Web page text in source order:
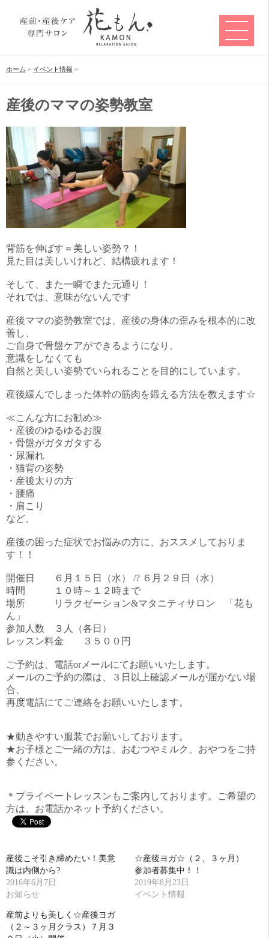
ホーム > イベント情報 >
産後のママの姿勢教室
背筋を伸ばす＝美しい姿勢？！
見た目は美しいけれど、結構疲れます！
そして、また一瞬でまた元通り！
それでは、意味がないんです
産後ママの姿勢教室では、産後の身体の歪みを根本的に改
善し、
ご自身で骨盤ケアができるようになり、
意識をしなくても
自然と美しい姿勢でいられることを目的にしています。
産後緩んでしまった体幹の筋肉を鍛える方法を教えます☆
≪こんな方にお勧め≫
・産後のゆるゆるお腹
・骨盤がガタガタする
・尿漏れ
・猫背の姿勢
・産後太りの方
・腰痛
・肩こり
など、
産後の困った症状でお悩みの方に、おススメしておりま
す！！
開催日 ６月１５日（水） /? ６月２９日（水）
時間 １０時～１２時まで
場所 リラクゼーション&マタニティサロン 「花も
ん」
参加人数 ３人（各日）
レッスン料金 ３５００円
ご予約は、電話orメールにてお願いいたします。
メールのご予約の際は、３日以上確認メールが届かない場
合、
再度電話にてご連絡をお願いいたします。
★動きやすい服装でお願いしております。
★お子様とご一緒の方は、おむつやミルク、おやつをご持
参ください。
＊プライベートレッスンもご案内しております。ご希望の
方は、お電話かネット予約ください。
産後こそ引き締めたい！美意
識は内側から?
2016年6月7日
お知らせ
☆産後ヨガ☆（２、３ヶ月）
参加者募集中！！
2019年8月23日
イベント情報
産前よりも美しく☆産後ヨガ
（２～３ヶ月クラス）７月３